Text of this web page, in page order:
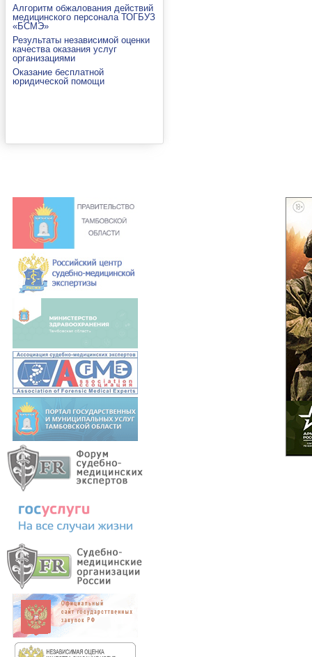
Алгоритм обжалования действий
медицинского персонала ТОГБУЗ
«БСМЭ»
Результаты независимой оценки
качества оказания услуг
организациями
Оказание бесплатной
юридической помощи